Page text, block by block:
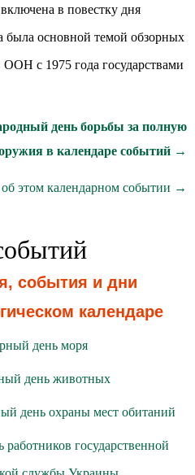
в повестку дня
была основной темой обзорных
с 1975 года государствами
день борьбы за полную
в календаре событий →
этом календарном событии →
события и дни
календаре
день моря
день животных
день охраны мест обитаний
работников государственной